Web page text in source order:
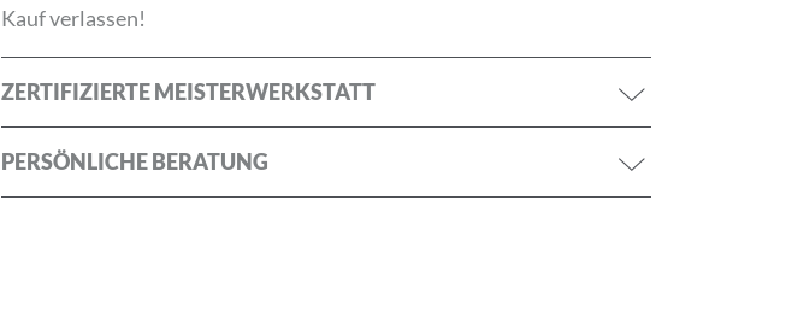
Kauf verlassen!
ZERTIFIZIERTE MEISTERWERKSTATT
PERSÖNLICHE BERATUNG